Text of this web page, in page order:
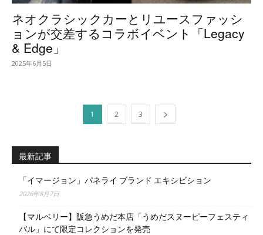
ネオクラシックカーとリユースファッシ
ョンが交差するコラボイベント「Legacy
& Edge」
2025年6月5日
1 2 3
最新記事
「イマージョン」パネライ ブランド エキシビション
2026年8月7日
【マルベリー】阪急うめだ本店「うめだスヌーピーフェスティ
バル」にて限定コレクションを発売